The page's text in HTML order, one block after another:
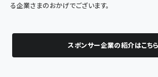
る企業さまのおかげでございます。
スポンサー企業の紹介はこちら